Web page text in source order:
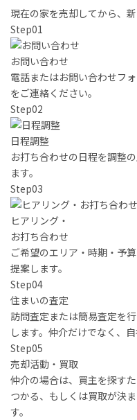
現在の家を売却してから、
Step01
お問い合わせ
電話またはお問い合わせフ
をご連絡ください。
Step02
日程調整
お打ち合わせの日程を調整
ます。
Step03
ヒアリング・
お打ち合わせ
ご希望のエリア・時期・予
提案します。
Step04
住まいの査定
訪問査定または簡易査定を
します。仲介だけでなく、
Step05
売却活動・買取
仲介の場合は、買主を探す
つかる、もしくは買取が決
す。